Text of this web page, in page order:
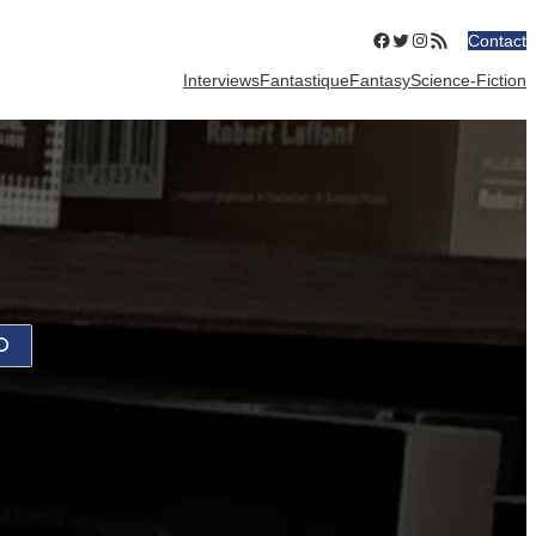
Facebook
Twitter
Instagram
Flux RSSContact
InterviewsFantastiqueFantasyScience-Fiction